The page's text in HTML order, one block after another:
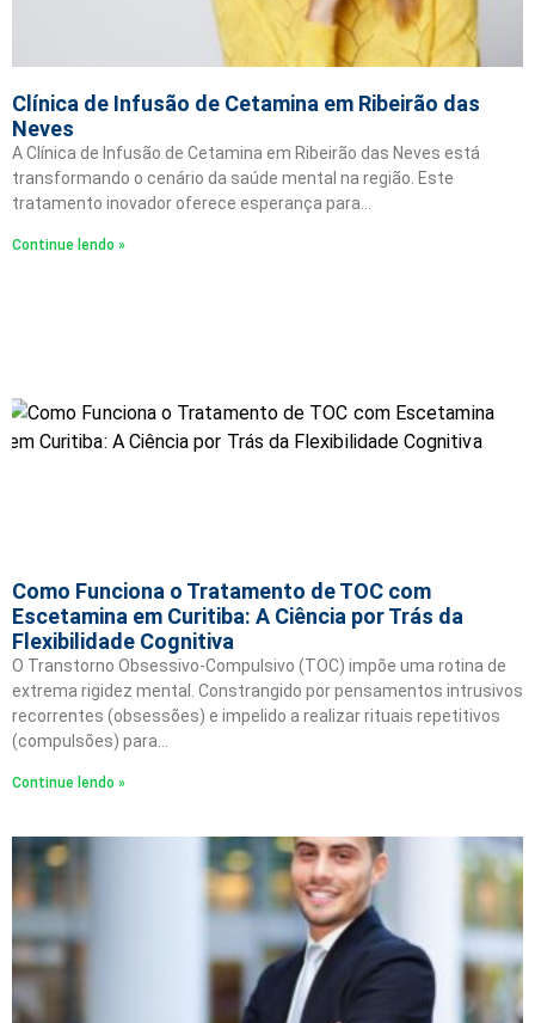
Clínica de Infusão de Cetamina em Ribeirão das
Neves
A Clínica de Infusão de Cetamina em Ribeirão das Neves está
transformando o cenário da saúde mental na região. Este
tratamento inovador oferece esperança para…
Continue lendo »
Como Funciona o Tratamento de TOC com
Escetamina em Curitiba: A Ciência por Trás da
Flexibilidade Cognitiva
O Transtorno Obsessivo-Compulsivo (TOC) impõe uma rotina de
extrema rigidez mental. Constrangido por pensamentos intrusivos
recorrentes (obsessões) e impelido a realizar rituais repetitivos
(compulsões) para…
Continue lendo »